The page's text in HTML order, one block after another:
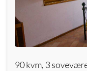
90 kvm, 3